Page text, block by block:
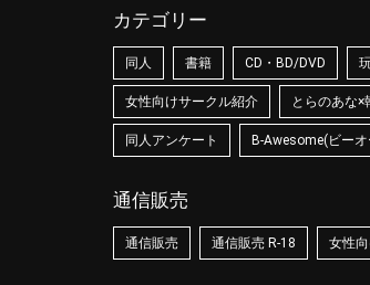
カテゴリー
同人 書籍 CD・BD/DVD
女性向けサークル紹介 とらのあな×
同人アンケート B-Awesome(ビー
通信販売
通信販売 通信販売 R-18 女性